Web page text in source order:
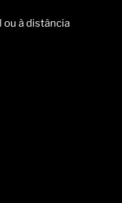
à distância